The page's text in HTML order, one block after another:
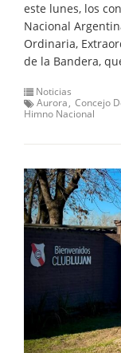
este lunes, los
Nacional
Ordinaria,
de la Bandera,
Noticias
Aurora Concejo
Himno Nacional